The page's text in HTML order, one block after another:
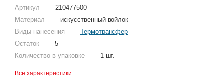
Артикул
—
210477500
Материал
—
искусственный войлок
Виды нанесения
— Термотрансфер
Остаток — 5
Количество в упаковке — 1 шт.
Все характеристики